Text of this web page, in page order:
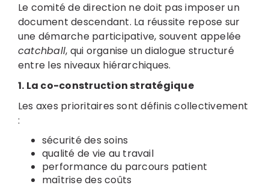
Le comité de direction ne doit pas imposer un
document descendant. La réussite repose sur
une démarche participative, souvent appelée
catchball, qui organise un dialogue structuré
entre les niveaux hiérarchiques.
1. La co-construction stratégique
Les axes prioritaires sont définis collectivement
:
sécurité des soins
qualité de vie au travail
performance du parcours patient
maîtrise des coûts